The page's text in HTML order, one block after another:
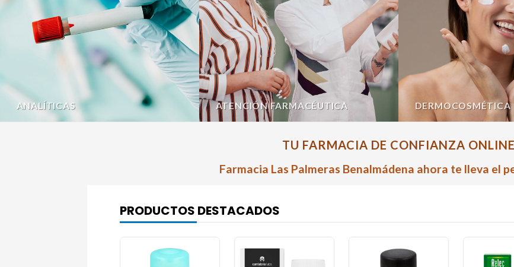
ANALÍTICAS ATENCIÓN FARMACÉUTICA DERMOCOSMÉTICA
TU FARMACIA DE CONFIANZA ONLINE
Farmacia Las Palmeras Benalmádena ahora te lleva el